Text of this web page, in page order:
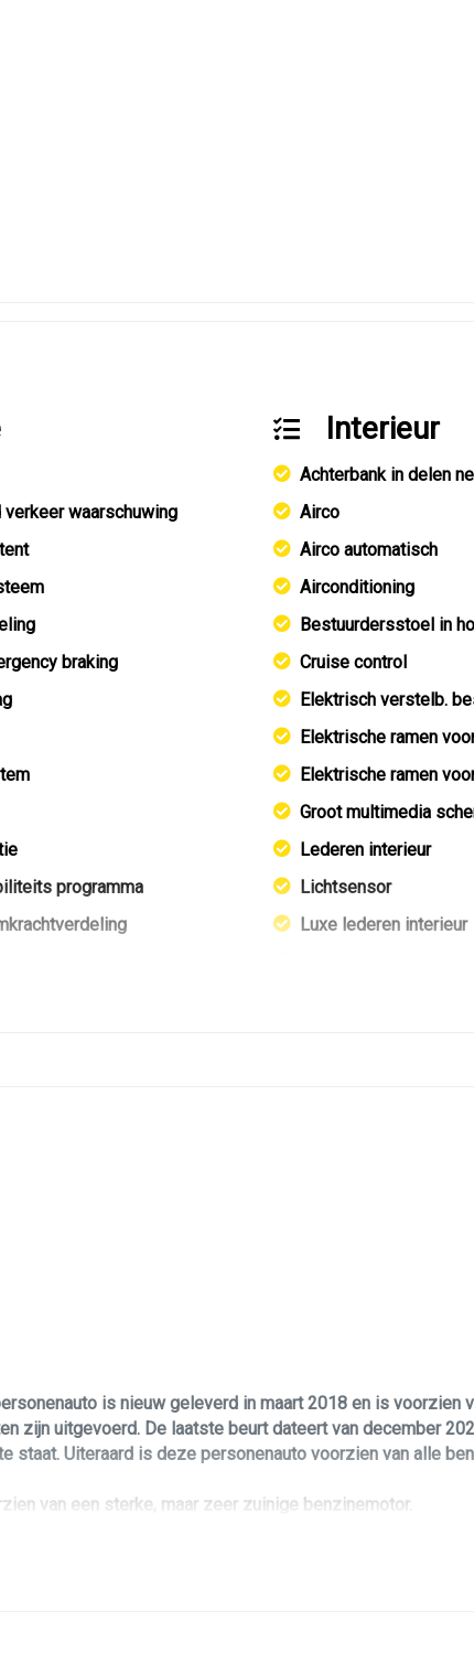
waarschuwing
braking
programma
Interieur
Achterbank in delen
Airco
Airco automatisch
Airconditioning
Bestuurdersstoel in
Cruise control
Elektrisch verstelb.
Elektrische ramen
Elektrische ramen
Groot multimedia
Lederen interieur
Lichtsensor
Luxe lederen interieur
is nieuw geleverd in maart 2018 en is voorzien
zijn uitgevoerd. De laatste beurt dateert van december
staat. Uiteraard is deze personenauto voorzien van alle
van een sterke, maar zeer zuinige benzinemotor.
interieur met stoelverwarming en elektrisch
met navigatie en nog veel meer! Deze personenauto is